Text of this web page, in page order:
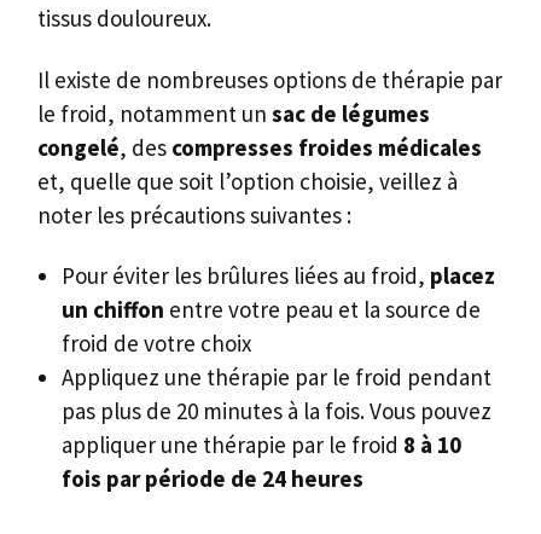
tissus douloureux.
Il existe de nombreuses options de thérapie par
le froid, notamment un sac de légumes
congelé, des compresses froides médicales
et, quelle que soit l’option choisie, veillez à
noter les précautions suivantes :
Pour éviter les brûlures liées au froid, placez
un chiffon entre votre peau et la source de
froid de votre choix
Appliquez une thérapie par le froid pendant
pas plus de 20 minutes à la fois. Vous pouvez
appliquer une thérapie par le froid 8 à 10
fois par période de 24 heures